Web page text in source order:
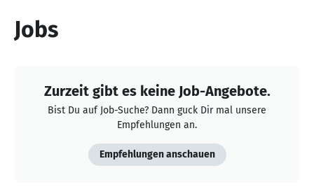
Jobs
Zurzeit gibt es keine Job-Angebote.
Bist Du auf Job-Suche? Dann guck Dir mal unsere
Empfehlungen an.
Empfehlungen anschauen